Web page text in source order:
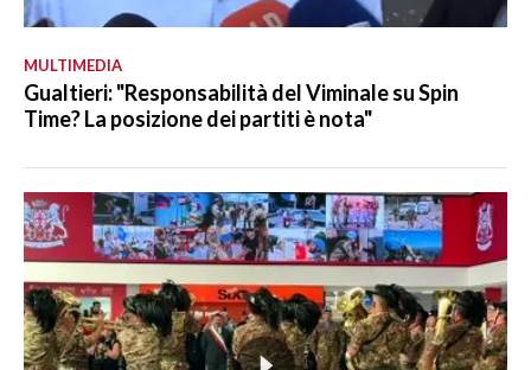
MULTIMEDIA
Gualtieri: "Responsabilità del Viminale su Spin
Time? La posizione dei partiti è nota"